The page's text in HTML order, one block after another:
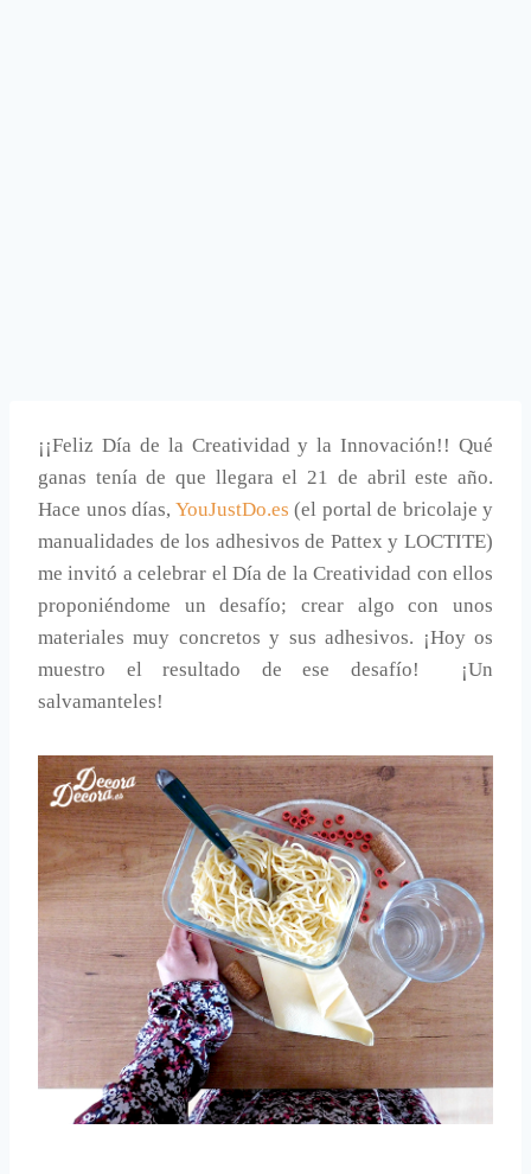
¡¡Feliz Día de la Creatividad y la Innovación!! Qué
ganas tenía de que llegara el 21 de abril este año.
Hace unos días, YouJustDo.es (el portal de bricolaje y
manualidades de los adhesivos de Pattex y LOCTITE)
me invitó a celebrar el Día de la Creatividad con ellos
proponiéndome un desafío; crear algo con unos
materiales muy concretos y sus adhesivos. ¡Hoy os
muestro el resultado de ese desafío! ¡Un
salvamanteles!